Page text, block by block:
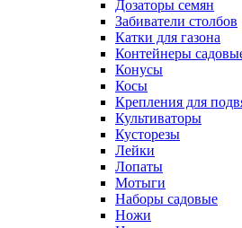
Дозаторы семян
Забиватели столбов
Катки для газона
Контейнеры
Конусы
Косы
Крепления для
Культиваторы
Кусторезы
Лейки
Лопаты
Мотыги
Наборы садовые
Ножи